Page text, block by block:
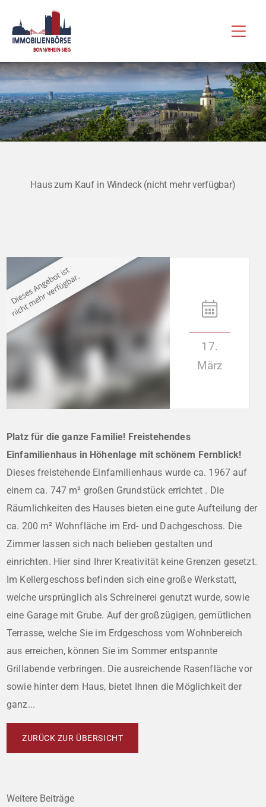
Inhalt
springen
Haus zum Kauf in Windeck (nicht mehr verfügbar)
17.
März
Platz für die ganze Familie! Freistehendes
Einfamilienhaus in Höhenlage mit schönem Fernblick!
Dieses freistehende Einfamilienhaus wurde ca. 1967 auf
einem ca. 747 m² großen Grundstück errichtet . Die
Räumlichkeiten des Hauses bieten eine gute Aufteilung der
ca. 200 m² Wohnfläche im Erd- und Dachgeschoss. Die
Zimmer lassen sich nach belieben gestalten und
einrichten. Hier sind Ihrer Kreativität keine Grenzen gesetzt.
Im Kellergeschoss befinden sich eine große Werkstatt,
welche ursprünglich als Schreinerei genutzt wurde, sowie
eine Garage mit Grube. Auf der großzügigen, gemütlichen
Terrasse, welche Sie im Erdgeschoss vom Wohnbereich
aus erreichen, können Sie im Sommer entspannte
Grillabende verbringen. Die ausreichende Rasenfläche vor
sowie hinter dem Haus, bietet Ihnen die Möglichkeit der
ganz...
ZURÜCK ZUR ÜBERSICHT
Weitere Beiträge